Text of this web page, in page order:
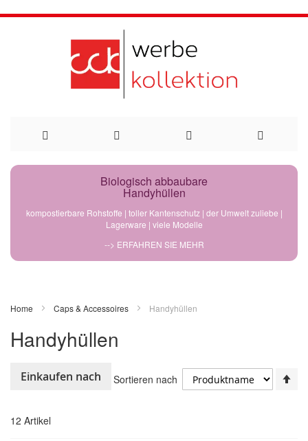
Direkt
Biologisch abbaubare
Handyhüllen
kompostierbare Rohstoffe | toller Kantenschutz | der Umwelt zuliebe |
Lagerware | viele Modelle
--> ERFAHREN SIE MEHR
Home Caps & Accessoires Handyhüllen
Handyhüllen
12 Artikel
Sortieren nach
Einkaufen nach